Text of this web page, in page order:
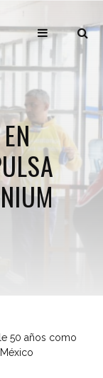
50 años como